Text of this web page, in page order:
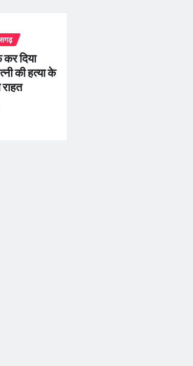
दिया
की हत्या के
राहत